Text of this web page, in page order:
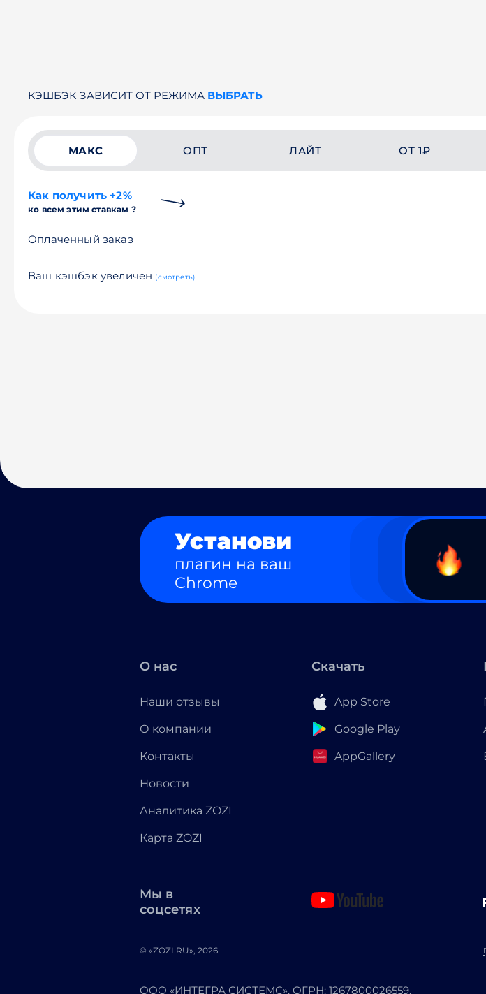
КЭШБЭК ЗАВИСИТ ОТ РЕЖИМА ВЫБРАТЬ
МАКС ОПТ ЛАЙТ ОТ 1₽
Как получить +2%
ко всем этим ставкам ?
Оплаченный заказ
Ваш кэшбэк увеличен (смотреть)
Установи
плагин на ваш
Chrome
О нас
Наши отзывы
О компании
Контакты
Новости
Аналитика ZOZI
Карта ZOZI
Скачать
App Store
Google Play
AppGallery
Мы в
соцсетях
© «ZOZI.RU», 2026
ООО «ИНТЕГРА СИСТЕМС». ОГРН: 1267800026559.